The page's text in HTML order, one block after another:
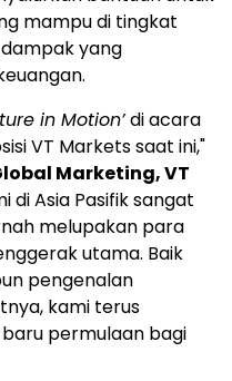
mampu di tingkat
yang
in Motion’di acara
VT Markets saat ini,"
Marketing, VT
di Asia Pasifik sangat
melupakan para
utama. Baik
pengenalan
kami terus
permulaan bagi